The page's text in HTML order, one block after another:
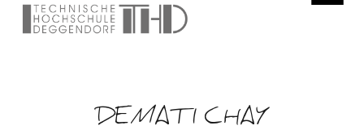
DEMATI CHAY